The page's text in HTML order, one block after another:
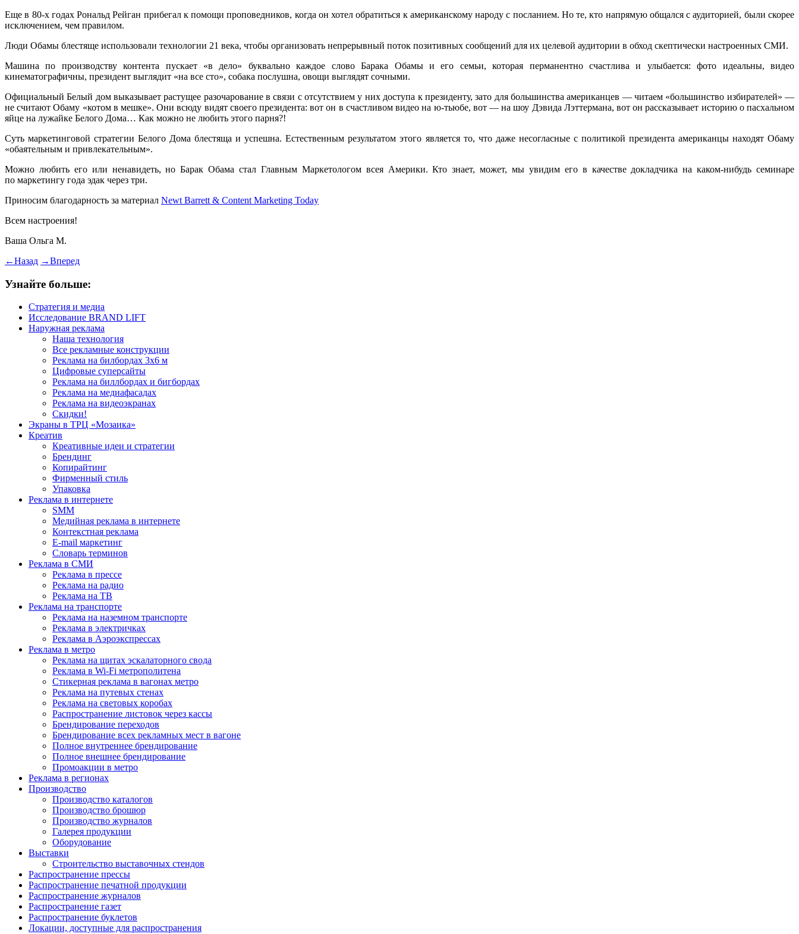
Еще в 80-х годах Рональд Рейган прибегал к помощи проповедников, когда он хотел обратиться к американскому народу с посланием. Но те, кто напрямую общался с аудиторией, были скорее
исключением, чем правилом.
Люди Обамы блестяще использовали технологии 21 века, чтобы организовать непрерывный поток позитивных сообщений для их целевой аудитории в обход скептически настроенных СМИ.
Машина по производству контента пускает «в дело» буквально каждое слово Барака Обамы и его семьи, которая перманентно счастлива и улыбается: фото идеальны, видео
кинематографичны, президент выглядит «на все сто», собака послушна, овощи выглядят сочными.
Официальный Белый дом выказывает растущее разочарование в связи с отсутствием у них доступа к президенту, зато для большинства американцев — читаем «большинство избирателей» —
не считают Обаму «котом в мешке». Они всюду видят своего президента: вот он в счастливом видео на ю-тьюбе, вот — на шоу Дэвида Лэттермана, вот он рассказывает историю о пасхальном
яйце на лужайке Белого Дома… Как можно не любить этого парня?!
Суть маркетинговой стратегии Белого Дома блестяща и успешна. Естественным результатом этого является то, что даже несогласные с политикой президента американцы находят Обаму
«обаятельным и привлекательным».
Можно любить его или ненавидеть, но Барак Обама стал Главным Маркетологом всея Америки. Кто знает, может, мы увидим его в качестве докладчика на каком-нибудь семинаре
по маркетингу года эдак через три.
Приносим благодарность за материал Newt Barrett & Content Marketing Today
Всем настроения!
Ваша Ольга М.
←Назад →Вперед
Узнайте больше:
Стратегия и медиа
Исследование BRAND LIFT
Наружная реклама
Наша технология
Все рекламные конструкции
Реклама на билбордах 3х6 м
Цифровые суперсайты
Реклама на биллбордах и бигбордах
Реклама на медиафасадах
Реклама на видеоэкранах
Скидки!
Экраны в ТРЦ «Мозаика»
Креатив
Креативные идеи и стратегии
Брендинг
Копирайтинг
Фирменный стиль
Упаковка
Реклама в интернете
SMM
Медийная реклама в интернете
Контекстная реклама
E-mail маркетинг
Словарь терминов
Реклама в СМИ
Реклама в прессе
Реклама на радио
Реклама на ТВ
Реклама на транспорте
Реклама на наземном транспорте
Реклама в электричках
Реклама в Аэроэкспрессах
Реклама в метро
Реклама на щитах эскалаторного свода
Реклама в Wi-Fi метрополитена
Стикерная реклама в вагонах метро
Реклама на путевых стенах
Реклама на световых коробах
Распространение листовок через кассы
Брендирование переходов
Брендирование всех рекламных мест в вагоне
Полное внутреннее брендирование
Полное внешнее брендирование
Промоакции в метро
Реклама в регионах
Производство
Производство каталогов
Производство брошюр
Производство журналов
Галерея продукции
Оборудование
Выставки
Строительство выставочных стендов
Распространение прессы
Распространение печатной продукции
Распространение журналов
Распространение газет
Распространение буклетов
Локации, доступные для распространения